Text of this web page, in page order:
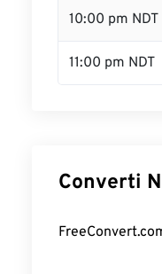
10:00 pm NDT
11:00 pm NDT
Converti